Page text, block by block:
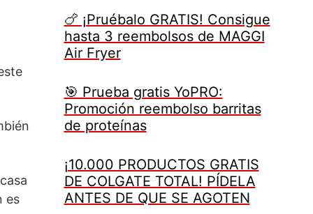
es
🍗 ¡Pruébalo GRATIS! Consigue
hasta 3 reembolsos de MAGGI
Air Fryer
🎯 Prueba gratis YoPRO:
Promoción reembolso barritas
de proteínas
¡10.000 PRODUCTOS GRATIS
DE COLGATE TOTAL! PÍDELA
ANTES DE QUE SE AGOTEN